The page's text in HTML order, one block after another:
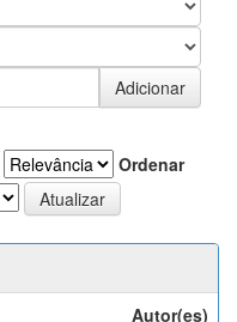
Ordenar
Autor(es)